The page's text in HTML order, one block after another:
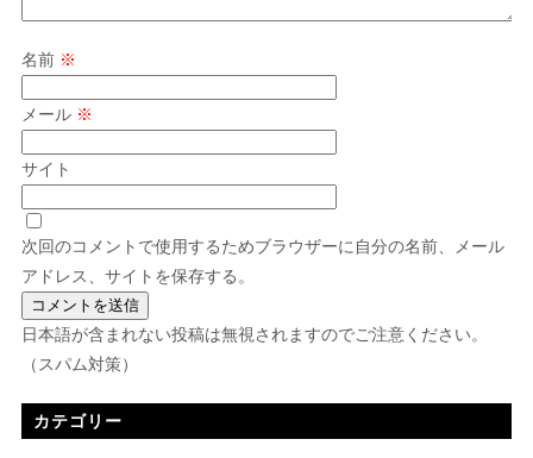
名前 ※
メール ※
サイト
次回のコメントで使用するためブラウザーに自分の名前、メール
アドレス、サイトを保存する。
日本語が含まれない投稿は無視されますのでご注意ください。
（スパム対策）
カテゴリー